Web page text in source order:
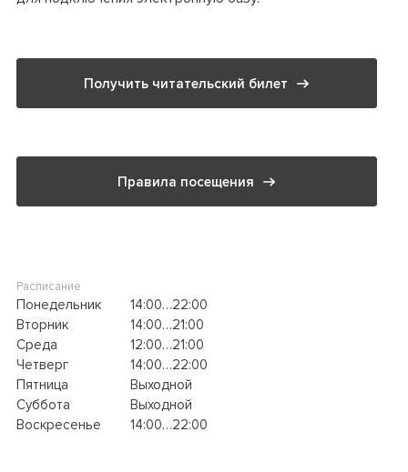
Получить читательский билет
Правила посещения
Расписание
Понедельник
14:00…22:00
Вторник
14:00…21:00
Среда
12:00…21:00
Четверг
14:00…22:00
Пятница
Выходной
Суббота
Выходной
Воскресенье
14:00…22:00